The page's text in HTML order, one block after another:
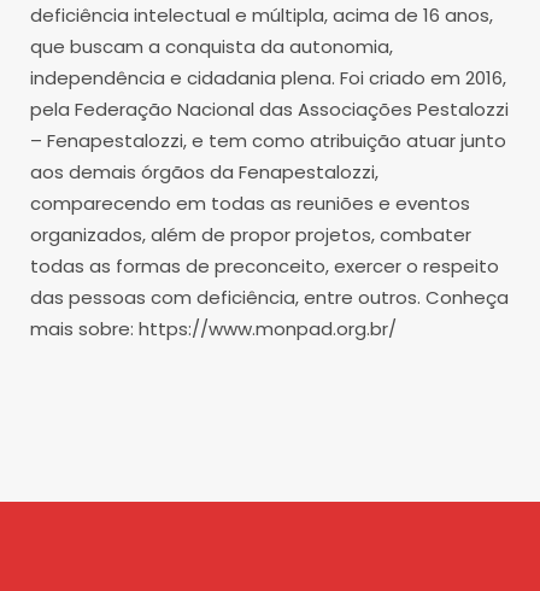
deficiência intelectual e múltipla, acima de 16 anos,
que buscam a conquista da autonomia,
independência e cidadania plena. Foi criado em 2016,
pela Federação Nacional das Associações Pestalozzi
– Fenapestalozzi, e tem como atribuição atuar junto
aos demais órgãos da Fenapestalozzi,
comparecendo em todas as reuniões e eventos
organizados, além de propor projetos, combater
todas as formas de preconceito, exercer o respeito
das pessoas com deficiência, entre outros. Conheça
mais sobre: https://www.monpad.org.br/